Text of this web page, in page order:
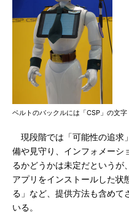
ベルトのバックルには「CSP」の文字
現段階では「可能性の追求
備や見守り、インフォメーシ
るかどうかは未定だというが
アプリをインストールした状
る」など、提供方法も含めて
いる。